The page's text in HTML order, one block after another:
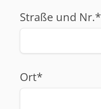
Straße und Nr.*
Ort*